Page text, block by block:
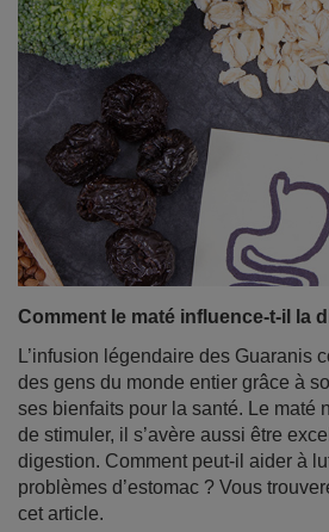
Comment le maté influence-t-il la
L’infusion légendaire des Guaranis
des gens du monde entier grâce à
ses bienfaits pour la santé. Le maté
de stimuler, il s’avère aussi être
digestion. Comment peut-il aider à
problèmes d’estomac ? Vous
cet article.